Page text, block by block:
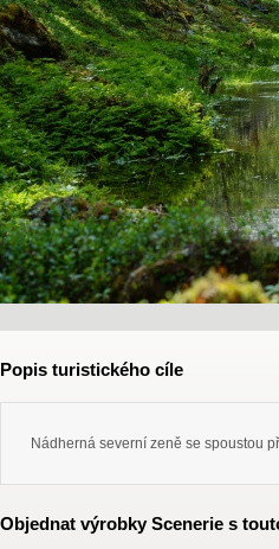
Popis turistického cíle
Nádherná severní zeně se spoustou
Objednat výrobky Scenerie s